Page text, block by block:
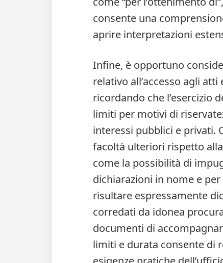
consente una
aprire interpretazioni
Infine, è opportuno
relativo all’accesso agli
ricordando che l’esercizio
limiti per motivi di
interessi pubblici e privati.
facoltà ulteriori rispetto
come la possibilità di
dichiarazioni in nome e
risultare espressamente
corredati da idonea
documenti di
limiti e durata consente di